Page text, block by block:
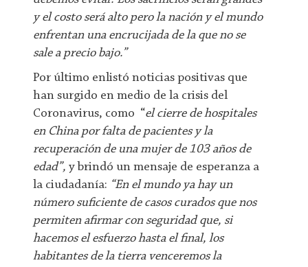
y el costo será alto pero la nación y el mundo
enfrentan una encrucijada de la que no se
sale a precio bajo.”
Por último enlistó noticias positivas que
han surgido en medio de la crisis del
Coronavirus, como “el cierre de hospitales
en China por falta de pacientes y la
recuperación de una mujer de 103 años de
edad”,y brindó un mensaje de esperanza a
la ciudadanía: “En el mundo ya hay un
número suficiente de casos curados que nos
permiten afirmar con seguridad que, si
hacemos el esfuerzo hasta el final, los
habitantes de la tierra venceremos la